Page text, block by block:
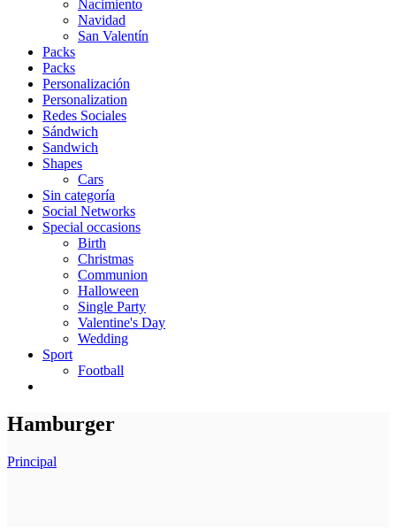
Nacimiento
Navidad
San Valentín
Packs
Packs
Personalización
Personalization
Redes Sociales
Sándwich
Sandwich
Shapes
Cars
Sin categoría
Social Networks
Special occasions
Birth
Christmas
Communion
Halloween
Single Party
Valentine's Day
Wedding
Sport
Football
Hamburger
Principal